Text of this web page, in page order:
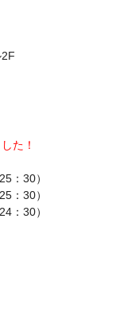
た！
：30）
30）
：30）